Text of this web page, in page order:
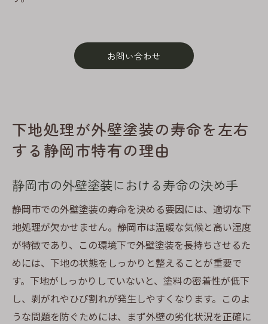
お問い合わせ
下地処理が外壁塗装の寿命を左右
する静岡市特有の理由
静岡市の外壁塗装における寿命の決め手
静岡市での外壁塗装の寿命を決める要因には、適切な下
地処理が欠かせません。静岡市は温暖な気候と高い湿度
が特徴であり、この環境下で外壁塗装を長持ちさせるた
めには、下地の状態をしっかりと整えることが重要で
す。下地がしっかりしていないと、塗料の密着性が低下
し、剥がれやひび割れが発生しやすくなります。このよ
うな問題を防ぐためには、まず外壁の劣化状況を正確に